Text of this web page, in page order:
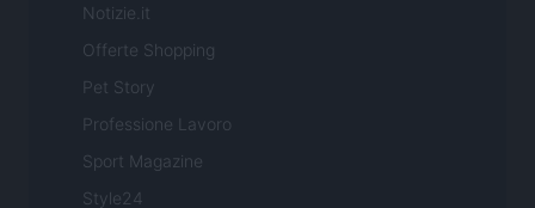
Notizie.it
Offerte Shopping
Pet Story
Professione Lavoro
Sport Magazine
Style24